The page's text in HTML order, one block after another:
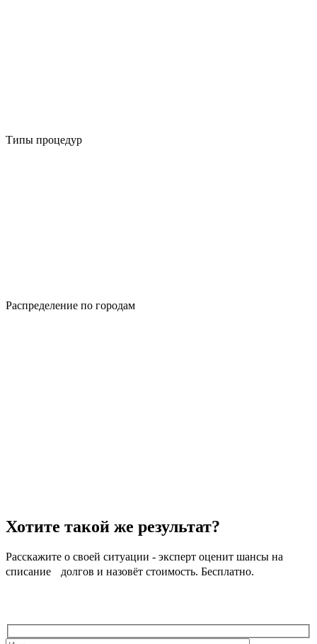
Типы процедур
Распределение по городам
Хотите такой же результат?
Расскажите о своей ситуации - эксперт оценит шансы на
списание долгов и назовёт стоимость. Бесплатно.